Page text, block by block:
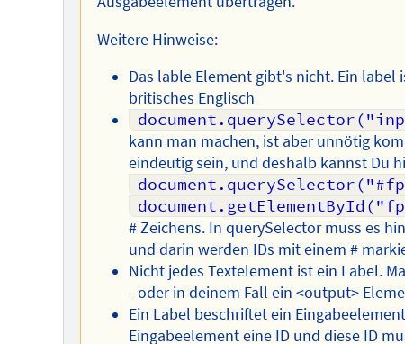
Weitere Hinweise:
Das lable Element gibt's nicht. Ein
britisches Englisch
kann man machen, ist aber unnötig
eindeutig sein, und deshalb kannst Du
# Zeichens. In querySelector muss es
und darin werden IDs mit einem #
Nicht jedes Textelement ist ein Label.
- oder in deinem Fall ein <output>
Ein Label beschriftet ein
Eingabeelement eine ID und diese ID